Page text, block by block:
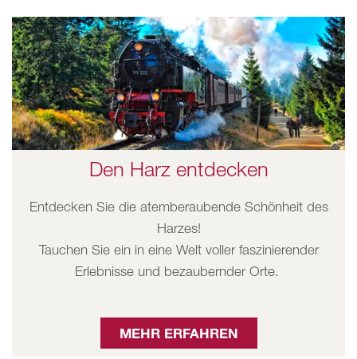
Den Harz entdecken
Entdecken Sie die atemberaubende Schönheit des
Harzes!
Tauchen Sie ein in eine Welt voller faszinierender
Erlebnisse und bezaubernder Orte.
MEHR ERFAHREN